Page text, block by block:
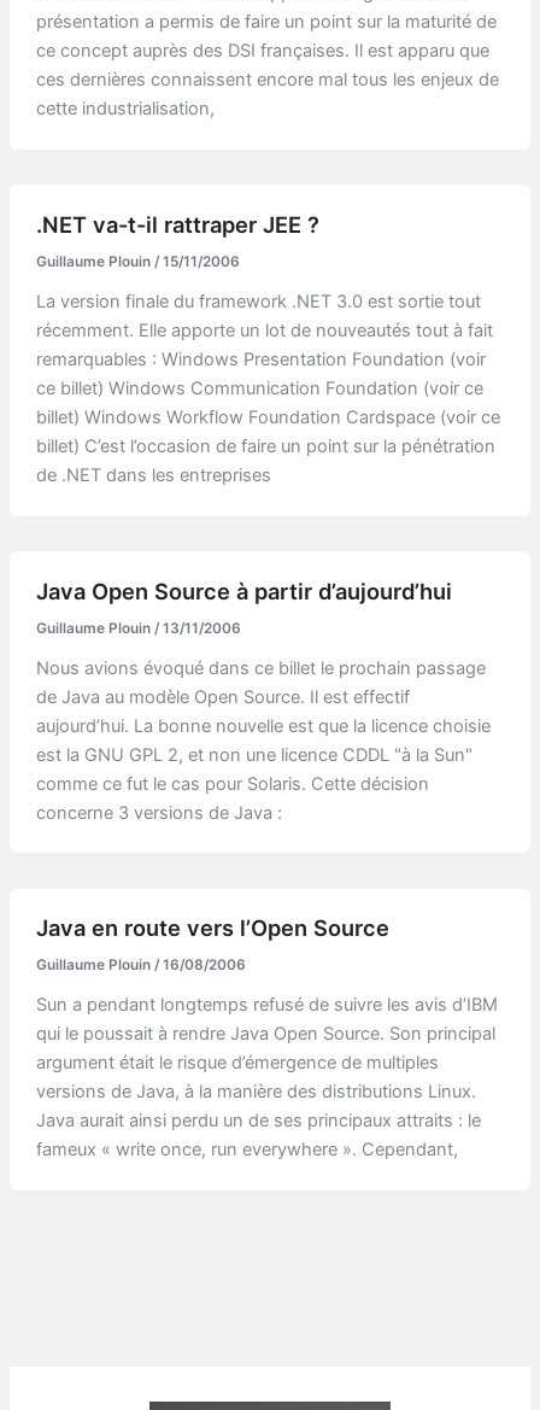
présentation a permis de faire un point sur la maturité de
ce concept auprès des DSI françaises. Il est apparu que
ces dernières connaissent encore mal tous les enjeux de
cette industrialisation,
.NET va-t-il rattraper JEE ?
Guillaume Plouin / 15/11/2006
La version finale du framework .NET 3.0 est sortie tout
récemment. Elle apporte un lot de nouveautés tout à fait
remarquables : Windows Presentation Foundation (voir
ce billet) Windows Communication Foundation (voir ce
billet) Windows Workflow Foundation Cardspace (voir ce
billet) C’est l’occasion de faire un point sur la pénétration
de .NET dans les entreprises
Java Open Source à partir d’aujourd’hui
Guillaume Plouin / 13/11/2006
Nous avions évoqué dans ce billet le prochain passage
de Java au modèle Open Source. Il est effectif
aujourd’hui. La bonne nouvelle est que la licence choisie
est la GNU GPL 2, et non une licence CDDL "à la Sun"
comme ce fut le cas pour Solaris. Cette décision
concerne 3 versions de Java :
Java en route vers l’Open Source
Guillaume Plouin / 16/08/2006
Sun a pendant longtemps refusé de suivre les avis d’IBM
qui le poussait à rendre Java Open Source. Son principal
argument était le risque d’émergence de multiples
versions de Java, à la manière des distributions Linux.
Java aurait ainsi perdu un de ses principaux attraits : le
fameux « write once, run everywhere ». Cependant,